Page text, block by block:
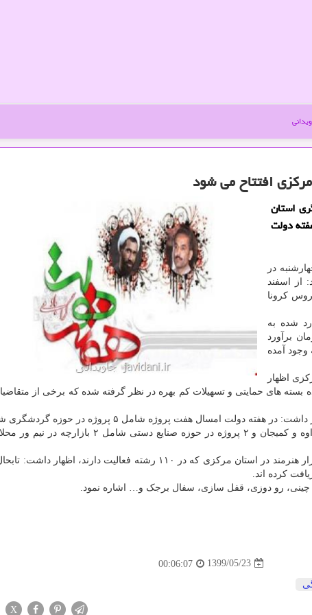
استان
هفته دولت
در
از اسفند
کرونا
شده به
برآورد
خسارت به وجود آمده
اظهار
های حمایتی و تسهیلات کم بهره در نظر گرفته شده که برخی از
وی درباب پروژه های هفته دولت این اداره کل در استان اظهار داشت: در هفته دولت امسال هفت پروژه شامل ۵ پروژه
افتتاح چهار اقامتگاه بومگردی در محلات، خمین، روستای هزاوه و کمیجان و ۲ پروژه در حوزه صنایع دستی شامل ۲
رو دوزی، قفل سازی، سفال برجک و… اشاره نمود.
1399/05/23
00:06:07
X